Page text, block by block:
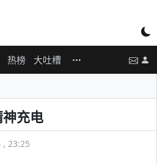
热榜 大吐槽
充电
, 23:25